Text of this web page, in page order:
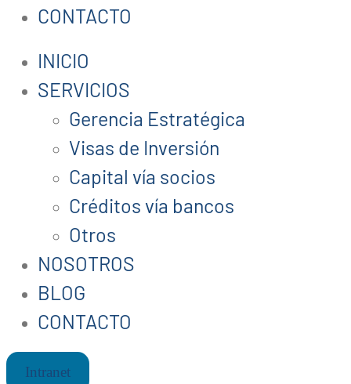
CONTACTO
INICIO
SERVICIOS
Gerencia Estratégica
Visas de Inversión
Capital vía socios
Créditos vía bancos
Otros
NOSOTROS
BLOG
CONTACTO
Intranet